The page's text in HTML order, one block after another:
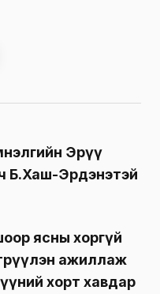
Эрүү
Б.Хаш-Эрдэнэтэй
ясны хоргүй
ажиллаж
хорт хавдар